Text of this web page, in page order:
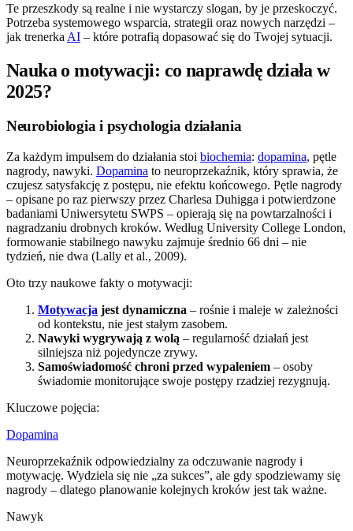
Te przeszkody są realne i nie wystarczy slogan, by je przeskoczyć.
Potrzeba systemowego wsparcia, strategii oraz nowych narzędzi –
jak trenerka AI – które potrafią dopasować się do Twojej sytuacji.
Nauka o motywacji: co naprawdę działa w
2025?
Neurobiologia i psychologia działania
Za każdym impulsem do działania stoi biochemia: dopamina, pętle
nagrody, nawyki. Dopamina to neuroprzekaźnik, który sprawia, że
czujesz satysfakcję z postępu, nie efektu końcowego. Pętle nagrody
– opisane po raz pierwszy przez Charlesa Duhigga i potwierdzone
badaniami Uniwersytetu SWPS – opierają się na powtarzalności i
nagradzaniu drobnych kroków. Według University College London,
formowanie stabilnego nawyku zajmuje średnio 66 dni – nie
tydzień, nie dwa (Lally et al., 2009).
Oto trzy naukowe fakty o motywacji:
Motywacja jest dynamiczna – rośnie i maleje w zależności
od kontekstu, nie jest stałym zasobem.
Nawyki wygrywają z wolą – regularność działań jest
silniejsza niż pojedyncze zrywy.
Samoświadomość chroni przed wypaleniem – osoby
świadomie monitorujące swoje postępy rzadziej rezygnują.
Kluczowe pojęcia:
Dopamina
Neuroprzekaźnik odpowiedzialny za odczuwanie nagrody i
motywację. Wydziela się nie „za sukces”, ale gdy spodziewamy się
nagrody – dlatego planowanie kolejnych kroków jest tak ważne.
Nawyk